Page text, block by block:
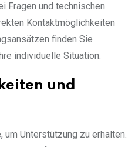
Fragen und technischen
Kontaktmöglichkeiten
finden Sie
individuelle Situation.
und
um Unterstützung zu erhalten.